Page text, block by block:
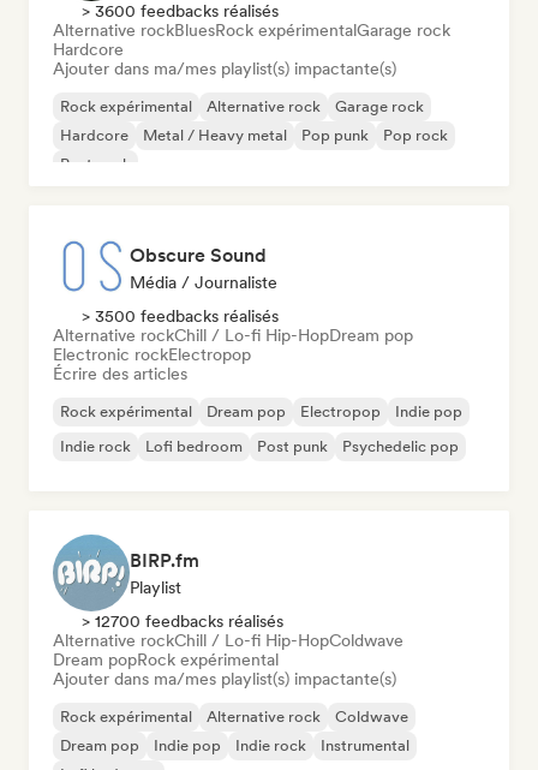
> 3600 feedbacks réalisés
Alternative rockBluesRock expérimentalGarage rock
Hardcore
Ajouter dans ma/mes playlist(s) impactante(s)
Rock expérimental Alternative rock
Garage rock
Hardcore
Metal / Heavy metal Pop punk
Pop rock
Post punk
Obscure Sound
Média / Journaliste
> 3500 feedbacks réalisés
Alternative rockChill / Lo-fi Hip-HopDream pop
Electronic rockElectropop
Écrire des articles
Rock expérimental Dream pop Electropop
Indie pop
Indie rock
Lofi bedroom Post punk Psychedelic pop
BIRP.fm
Playlist
> 12700 feedbacks réalisés
Alternative rockChill / Lo-fi Hip-HopColdwave
Dream popRock expérimental
Ajouter dans ma/mes playlist(s) impactante(s)
Rock expérimental Alternative rock
Coldwave
Dream pop
Indie pop Indie rock
Instrumental